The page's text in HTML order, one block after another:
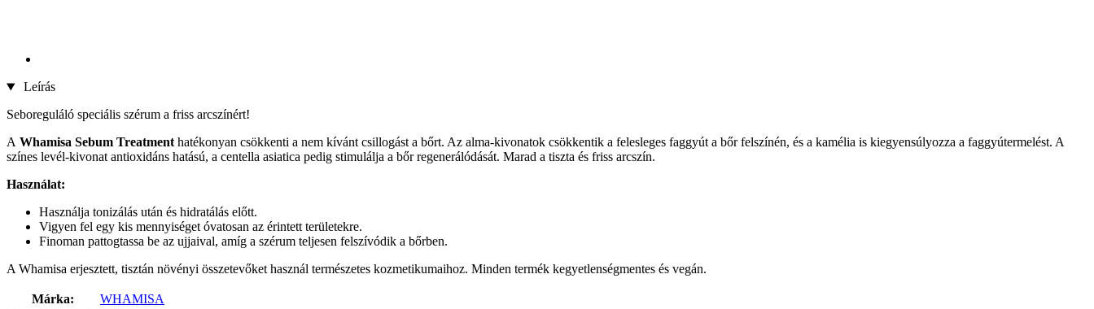
Leírás
Seboreguláló speciális szérum a friss arcszínért!
A Whamisa Sebum Treatment hatékonyan csökkenti a nem kívánt csillogást a bőrt. Az alma-kivonatok csökkentik a felesleges faggyút a bőr felszínén, és a kamélia is kiegyensúlyozza a faggyútermelést. A
színes levél-kivonat antioxidáns hatású, a centella asiatica pedig stimulálja a bőr regenerálódását. Marad a tiszta és friss arcszín.
Használat:
Használja tonizálás után és hidratálás előtt.
Vigyen fel egy kis mennyiséget óvatosan az érintett területekre.
Finoman pattogtassa be az ujjaival, amíg a szérum teljesen felszívódik a bőrben.
A Whamisa erjesztett, tisztán növényi összetevőket használ természetes kozmetikumaihoz. Minden termék kegyetlenségmentes és vegán.
Márka:
WHAMISA